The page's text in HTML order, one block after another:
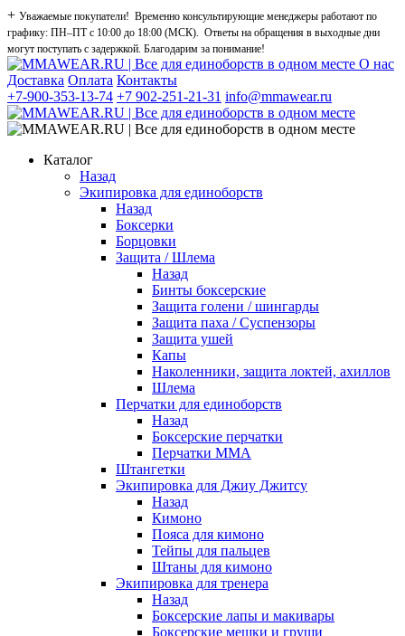
+ Уважаемые покупатели! Временно консультирующие менеджеры работают по
графику: ПН–ПТ с 10:00 до 18:00 (МСК). Ответы на обращения в выходные дни
могут поступать с задержкой. Благодарим за понимание!
О нас
Доставка Оплата Контакты
+7-900-353-13-74 +7 902-251-21-31 info@mmawear.ru
Каталог
Назад
Экипировка для единоборств
Назад
Боксерки
Борцовки
Защита / Шлема
Назад
Бинты боксерские
Защита голени / шингарды
Защита паха / Суспензоры
Защита ушей
Капы
Наколенники, защита локтей, ахиллов
Шлема
Перчатки для единоборств
Назад
Боксерские перчатки
Перчатки ММА
Штангетки
Экипировка для Джиу Джитсу
Назад
Кимоно
Пояса для кимоно
Тейпы для пальцев
Штаны для кимоно
Экипировка для тренера
Назад
Боксерские лапы и макивары
Боксерские мешки и груши